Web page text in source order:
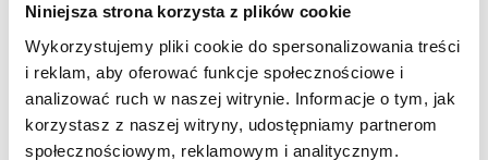
Niniejsza strona korzysta z plików cookie
Wykorzystujemy pliki cookie do spersonalizowania treści
i reklam, aby oferować funkcje społecznościowe i
analizować ruch w naszej witrynie. Informacje o tym, jak
korzystasz z naszej witryny, udostępniamy partnerom
społecznościowym, reklamowym i analitycznym.
gospodarstwo domowe wnioskowałyby o kredyt 0%
na zakup mieszkania o wartości 800 tys. zł,
preferencyjny kredyt objąłby jedynie wartość 600 tys.
zł. Od pozostałych dwustu kredytodawca naliczyłby
koszty w standardowej wysokości.